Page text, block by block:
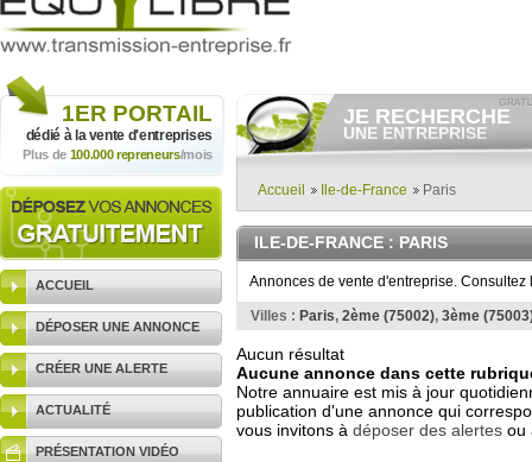
1ER PORTAIL
dédié à la vente d'entreprises
Plus de 100.000 repreneurs/mois
ACCUEIL
DÉPOSER UNE ANNONCE
CRÉER UNE ALERTE
ACTUALITÉ
PRÉSENTATION VIDÉO
JE RECHERCHE
UNE ENTREPRISE
Consulter gratuitementles
vendre.
Et/ou déposergratuitement
votre recherche d'entreprise.
RECHERCHER UNE
ANNONCE
Accueil Ile-de-France Paris
ILE-DE-FRANCE: PARIS
Annonces de vente d'entreprise.
Villes : Paris, 2ème (75002), 3ème
Aucun résultat
Aucune annonce dans cette
Notre annuaire est mis à jour
publication d'une annonce qui
vous invitons à déposer des alertes ou